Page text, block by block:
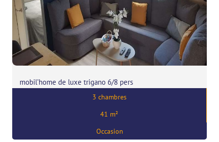
mobil’home de luxe trigano 6/8 pers
3 chambres
41 m²
Occasion